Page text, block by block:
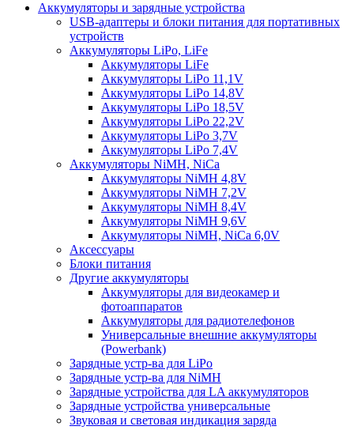
Аккумуляторы и зарядные устройства
USB-адаптеры и блоки питания для портативных
устройств
Аккумуляторы LiPo, LiFe
Аккумуляторы LiFe
Аккумуляторы LiPo 11,1V
Аккумуляторы LiPo 14,8V
Аккумуляторы LiPo 18,5V
Аккумуляторы LiPo 22,2V
Аккумуляторы LiPo 3,7V
Аккумуляторы LiPo 7,4V
Аккумуляторы NiMH, NiCa
Аккумуляторы NiMH 4,8V
Аккумуляторы NiMH 7,2V
Аккумуляторы NiMH 8,4V
Аккумуляторы NiMH 9,6V
Аккумуляторы NiMH, NiCa 6,0V
Аксессуары
Блоки питания
Другие аккумуляторы
Аккумуляторы для видеокамер и
фотоаппаратов
Аккумуляторы для радиотелефонов
Универсальные внешние аккумуляторы
(Powerbank)
Зарядные устр-ва для LiPo
Зарядные устр-ва для NiMH
Зарядные устройства для LA аккумуляторов
Зарядные устройства универсальные
Звуковая и световая индикация заряда